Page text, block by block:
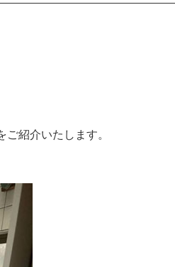
紹介いたします。